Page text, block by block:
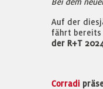
Bei dem
Auf der
fährt bereits
der R+T
Corradi